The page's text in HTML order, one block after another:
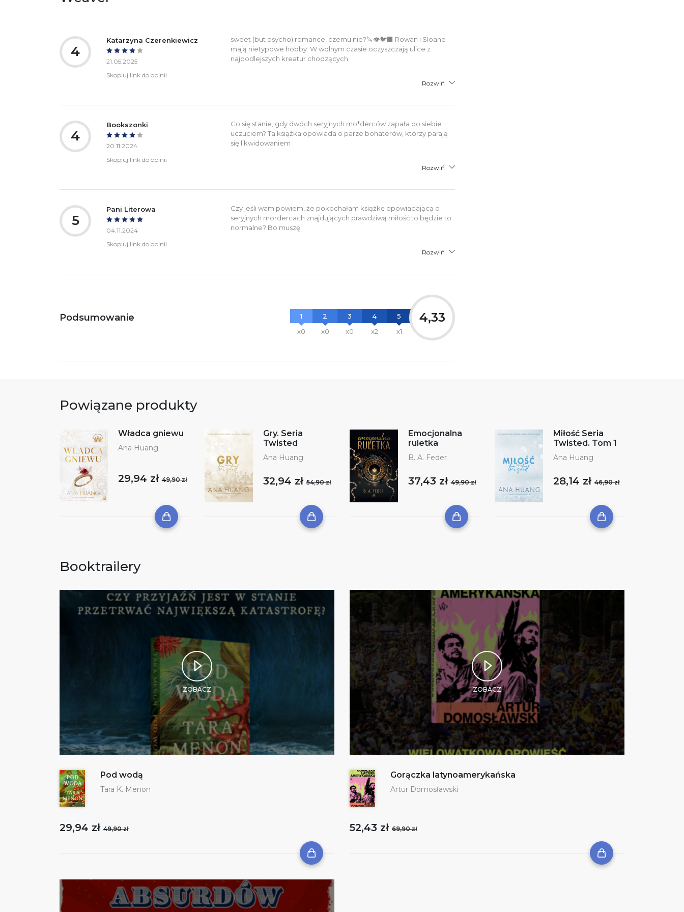
4
Katarzyna Czerenkiewicz
21.05.2025
Skopiuj link do opinii
sweet (but psycho) romance, czemu nie?🔪👁️🐦‍⬛ Rowan i Sloane
mają nietypowe hobby. W wolnym czasie oczyszczają ulice z
najpodlejszych kreatur chodzących
Rozwiń
4
Bookszonki
20.11.2024
Skopiuj link do opinii
Co się stanie, gdy dwóch seryjnych mo*derców zapała do siebie
uczuciem? Ta książka opowiada o parze bohaterów, którzy parają
się likwidowaniem
Rozwiń
5
Pani Literowa
04.11.2024
Skopiuj link do opinii
Czy jeśli wam powiem, że pokochałam książkę opowiadającą o
seryjnych mordercach znajdujących prawdziwą miłość to będzie to
normalne? Bo muszę
Rozwiń
Podsumowanie
1
x0
2
x0
3
x0
4
x2
5
x1
4,33
Powiązane produkty
Władca gniewu
Ana Huang
29,94 zł49,90 zł
Gry. Seria
Twisted
Ana Huang
32,94 zł54,90 zł
Emocjonalna
ruletka
B. A. Feder
37,43 zł49,90 zł
Miłość Seria
Twisted. Tom 1
Ana Huang
28,14 zł46,90 zł
Booktrailery
ZOBACZ
Pod wodą
Tara K. Menon
29,94 zł 49,90 zł
ZOBACZ
Gorączka latynoamerykańska
Artur Domosławski
52,43 zł 69,90 zł